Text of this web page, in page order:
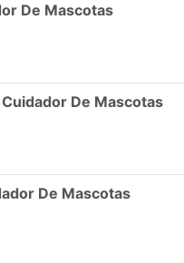
De Mascotas
Cuidador De Mascotas
De Mascotas